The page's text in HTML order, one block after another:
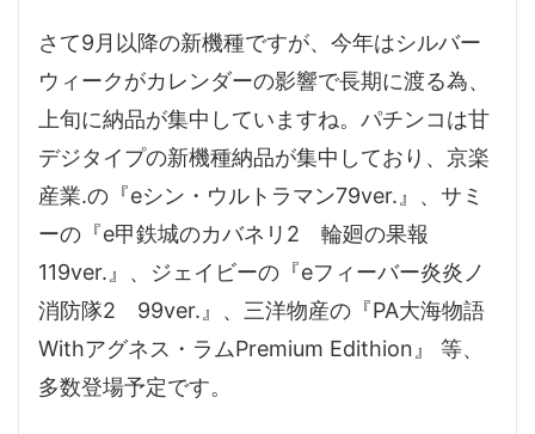
さて9月以降の新機種ですが、今年はシルバー
ウィークがカレンダーの影響で長期に渡る為、
上旬に納品が集中していますね。パチンコは甘
デジタイプの新機種納品が集中しており、京楽
産業.の『eシン・ウルトラマン79ver.』、サミ
ーの『e甲鉄城のカバネリ2 輪廻の果報
119ver.』、ジェイビーの『eフィーバー炎炎ノ
消防隊2 99ver.』、三洋物産の『PA大海物語
Withアグネス・ラムPremium Edithion』 等、
多数登場予定です。